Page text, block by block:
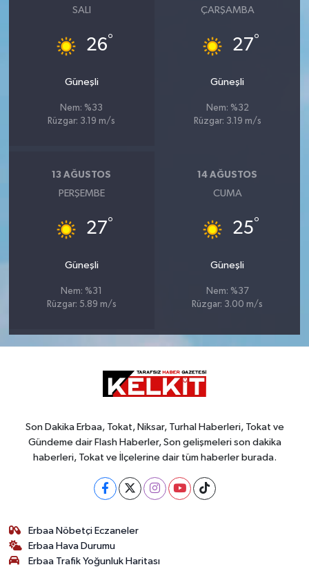
SALI
26°
Güneşli
Nem: %33
Rüzgar: 3.19 m/s
ÇARŞAMBA
27°
Güneşli
Nem: %32
Rüzgar: 3.19 m/s
13 AĞUSTOS
PERŞEMBE
27°
Güneşli
Nem: %31
Rüzgar: 5.89 m/s
14 AĞUSTOS
CUMA
25°
Güneşli
Nem: %37
Rüzgar: 3.00 m/s
Son Dakika Erbaa, Tokat, Niksar, Turhal Haberleri, Tokat ve
Gündeme dair Flash Haberler, Son gelişmeleri son dakika
haberleri, Tokat ve İlçelerine dair tüm haberler burada.
Erbaa Nöbetçi Eczaneler
Erbaa Hava Durumu
Erbaa Trafik Yoğunluk Haritası